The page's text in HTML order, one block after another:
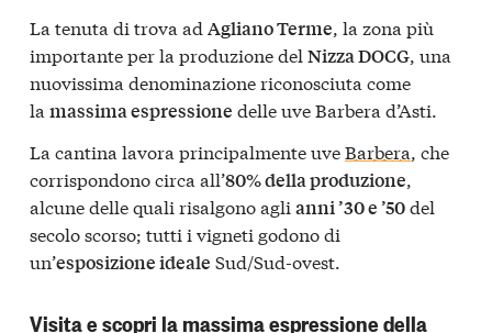
La tenuta di trova ad Agliano Terme, la zona più
importante per la produzione del Nizza DOCG, una
nuovissima denominazione riconosciuta come
la massima espressione delle uve Barbera d’Asti.
La cantina lavora principalmente uveBarbera, che
corrispondono circa all’80% della produzione,
alcune delle quali risalgono agli anni ’30 e ’50del
secolo scorso; tutti i vigneti godono di
un’esposizione ideale Sud/Sud-ovest.
Visita e scopri la massima espressione della